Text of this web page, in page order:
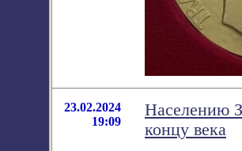
23.02.2024
19:09
Населению
концу века